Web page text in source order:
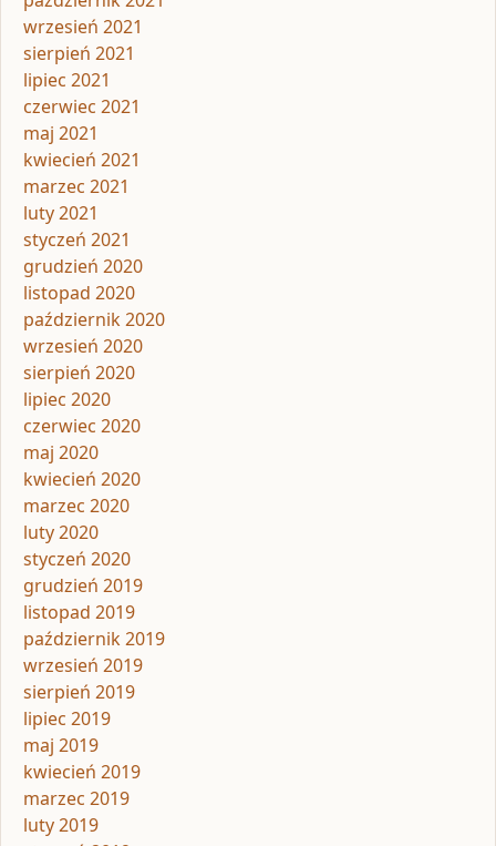
wrzesień 2021
sierpień 2021
lipiec 2021
czerwiec 2021
maj 2021
kwiecień 2021
marzec 2021
luty 2021
styczeń 2021
grudzień 2020
listopad 2020
październik 2020
wrzesień 2020
sierpień 2020
lipiec 2020
czerwiec 2020
maj 2020
kwiecień 2020
marzec 2020
luty 2020
styczeń 2020
grudzień 2019
listopad 2019
październik 2019
wrzesień 2019
sierpień 2019
lipiec 2019
maj 2019
kwiecień 2019
marzec 2019
luty 2019